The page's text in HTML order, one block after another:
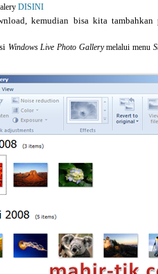
DISINI
kemudian bisa kita
Windows Live Photo Gallerymelalui menu